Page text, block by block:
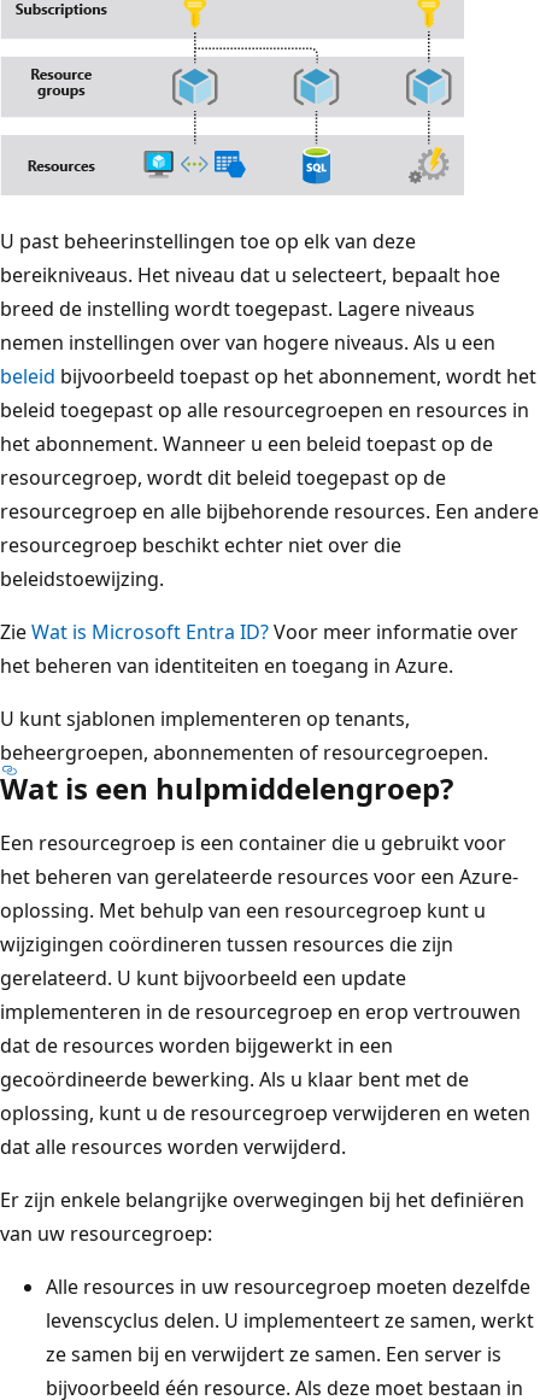
U past beheerinstellingen toe op elk van deze
bereikniveaus. Het niveau dat u selecteert, bepaalt hoe
breed de instelling wordt toegepast. Lagere niveaus
nemen instellingen over van hogere niveaus. Als u een
beleid bijvoorbeeld toepast op het abonnement, wordt het
beleid toegepast op alle resourcegroepen en resources in
het abonnement. Wanneer u een beleid toepast op de
resourcegroep, wordt dit beleid toegepast op de
resourcegroep en alle bijbehorende resources. Een andere
resourcegroep beschikt echter niet over die
beleidstoewijzing.
ZieWat is Microsoft Entra ID?Voor meer informatie over
het beheren van identiteiten en toegang in Azure.
U kunt sjablonen implementeren op tenants,
beheergroepen, abonnementen of resourcegroepen.
Wat is een hulpmiddelengroep?
Een resourcegroep is een container die u gebruikt voor
het beheren van gerelateerde resources voor een Azure-
oplossing. Met behulp van een resourcegroep kunt u
wijzigingen coördineren tussen resources die zijn
gerelateerd. U kunt bijvoorbeeld een update
implementeren in de resourcegroep en erop vertrouwen
dat de resources worden bijgewerkt in een
gecoördineerde bewerking. Als u klaar bent met de
oplossing, kunt u de resourcegroep verwijderen en weten
dat alle resources worden verwijderd.
Er zijn enkele belangrijke overwegingen bij het definiëren
van uw resourcegroep:
Alle resources in uw resourcegroep moeten dezelfde
levenscyclus delen. U implementeert ze samen, werkt
ze samen bij en verwijdert ze samen. Een server is
bijvoorbeeld één resource. Als deze moet bestaan in